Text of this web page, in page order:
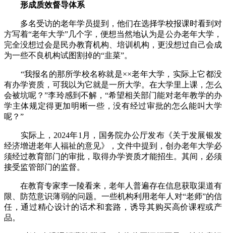
形成质效督导体系
多名受访的老年学员提到，他们在选择学校报课时看到对
方写着“老年大学”几个字，便想当然地认为是公办老年大学，
完全没想过会是民办教育机构、培训机构，更没想过自己会成
为一些不良机构试图割掉的“韭菜”。
“我报名的那所学校名称就是××老年大学，实际上它都没
有办学资质，可我以为它就是一所大学。在大学里上课，怎么
会被坑呢？”李玲感到不解，“希望相关部门能对老年教学的办
学主体规定得更加明晰一些，没有经过审批的怎么能叫大学
呢？”
实际上，2024年1月，国务院办公厅发布《关于发展银发
经济增进老年人福祉的意见》，文件中提到，创办老年大学必
须经过教育部门的审批，取得办学资质才能招生。其间，必须
接受监管部门的监督。
在教育专家李一陵看来，老年人普遍存在信息获取渠道有
限、防范意识薄弱的问题。一些机构利用老年人对“老师”的信
任，通过精心设计的话术和套路，诱导其购买高价课程或产
品。